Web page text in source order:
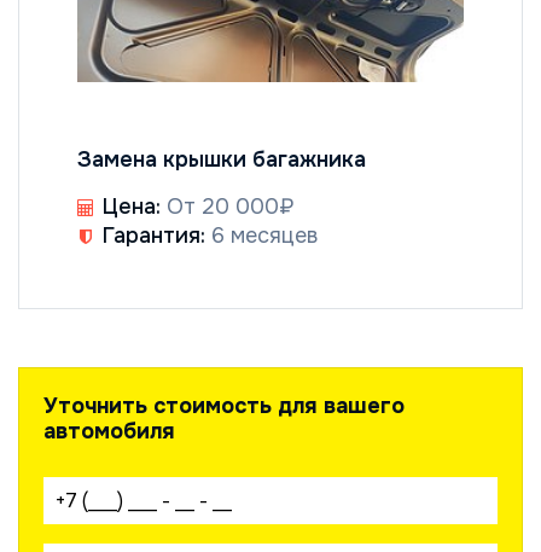
Замена крышки багажника
Цена: От 20 000₽
Гарантия: 6 месяцев
Уточнить стоимость для вашего
автомобиля
Ваш телефон: